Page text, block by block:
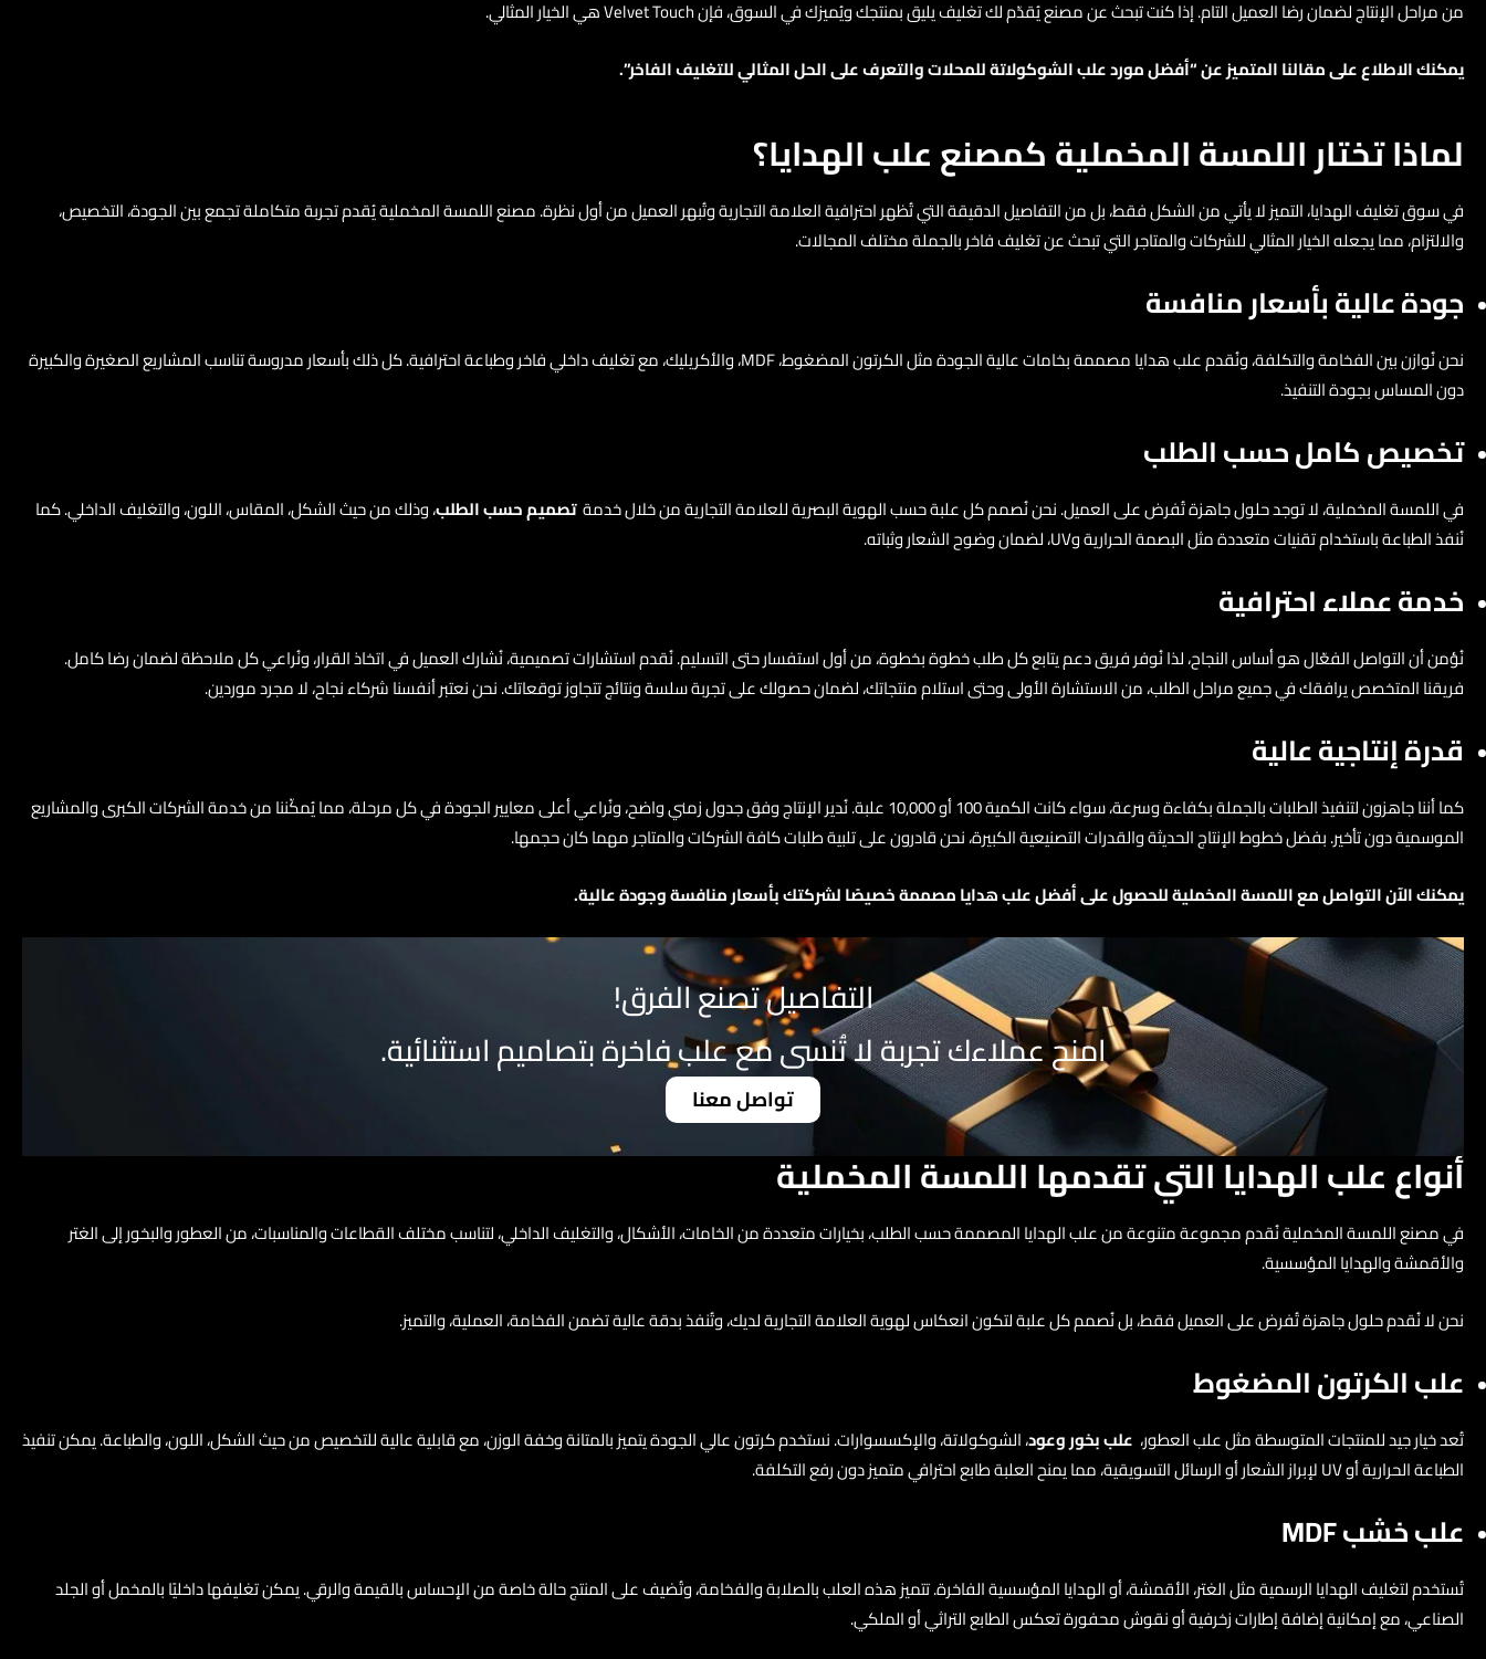
من مراحل الإنتاج لضمان رضا العميل التام. إذا كنت تبحث عن مصنع يُقدّم لك تغليف يليق بمنتجك ويُميزك في السوق، فإن Velvet Touch هي الخيار المثالي.
يمكنك الاطلاع على مقالنا المتميز عن “أفضلمورد علب الشوكولاتة للمحلاتوالتعرف على الحل المثالي للتغليف الفاخر”.
لماذا تختار اللمسة المخملية كمصنع علب الهدايا؟
في سوق تغليف الهدايا، التميز لا يأتي من الشكل فقط، بل من التفاصيل الدقيقة التي تُظهر احترافية العلامة التجارية وتُبهر العميل من أول نظرة. مصنع اللمسة المخملية يُقدم تجربة متكاملة تجمع بين الجودة، التخصيص،
والالتزام، مما يجعله الخيار المثالي للشركات والمتاجر التي تبحث عن تغليف فاخر بالجملة مختلف المجالات.
جودة عالية بأسعار منافسة
نحن نُوازن بين الفخامة والتكلفة، ونُقدم علب هدايا مصممة بخامات عالية الجودة مثل الكرتون المضغوط، MDF، والأكريليك، مع تغليف داخلي فاخر وطباعة احترافية. كل ذلك بأسعار مدروسة تناسب المشاريع الصغيرة والكبيرة
دون المساس بجودة التنفيذ.
تخصيص كامل حسب الطلب
في اللمسة المخملية، لا توجد حلول جاهزة تُفرض على العميل. نحن نُصمم كل علبة حسب الهوية البصرية للعلامة التجارية من خلال خدمةتصميم حسب الطلب، وذلك من حيث الشكل، المقاس، اللون، والتغليف الداخلي. كما
نُنفذ الطباعة باستخدام تقنيات متعددة مثل البصمة الحرارية وUV، لضمان وضوح الشعار وثباته.
خدمة عملاء احترافية
نُؤمن أن التواصل الفعّال هو أساس النجاح، لذا نُوفر فريق دعم يتابع كل طلب خطوة بخطوة، من أول استفسار حتى التسليم. نُقدم استشارات تصميمية، نُشارك العميل في اتخاذ القرار، ونُراعي كل ملاحظة لضمان رضا كامل.
فريقنا المتخصص يرافقك في جميع مراحل الطلب، من الاستشارة الأولى وحتى استلام منتجاتك، لضمان حصولك على تجربة سلسة ونتائج تتجاوز توقعاتك. نحن نعتبر أنفسنا شركاء نجاح، لا مجرد موردين.
قدرة إنتاجية عالية
كما أننا جاهزون لتنفيذ الطلبات بالجملة بكفاءة وسرعة، سواء كانت الكمية 100 أو 10,000 علبة. نُدير الإنتاج وفق جدول زمني واضح، ونُراعي أعلى معايير الجودة في كل مرحلة، مما يُمكّننا من خدمة الشركات الكبرى والمشاريع
الموسمية دون تأخير. بفضل خطوط الإنتاج الحديثة والقدرات التصنيعية الكبيرة، نحن قادرون على تلبية طلبات كافة الشركات والمتاجر مهما كان حجمها.
يمكنك الآن التواصل مع اللمسة المخملية للحصول على أفضل علب هدايا مصممة خصيصًا لشركتك بأسعار منافسة وجودة عالية.
التفاصيل تصنع الفرق!
امنح عملاءك تجربة لا تُنسى مع علب فاخرة بتصاميم استثنائية.
تواصل معنا
أنواع علب الهدايا التي تقدمها اللمسة المخملية
في مصنع اللمسة المخملية نُقدم مجموعة متنوعة من علب الهدايا المصممة حسب الطلب، بخيارات متعددة من الخامات، الأشكال، والتغليف الداخلي، لتناسب مختلف القطاعات والمناسبات، من العطور والبخور إلى الغتر
والأقمشة والهدايا المؤسسية.
نحن لا نُقدم حلول جاهزة تُفرض على العميل فقط، بل نُصمم كل علبة لتكون انعكاس لهوية العلامة التجارية لديك، وتُنفذ بدقة عالية تضمن الفخامة، العملية، والتميز.
علب الكرتون المضغوط
تُعد خيار جيد للمنتجات المتوسطة مثل علب العطور، علب بخور وعود، الشوكولاتة، والإكسسوارات. نستخدم كرتون عالي الجودة يتميز بالمتانة وخفة الوزن، مع قابلية عالية للتخصيص من حيث الشكل، اللون، والطباعة. يمكن تنفيذ
الطباعة الحرارية أو UV لإبراز الشعار أو الرسائل التسويقية، مما يمنح العلبة طابع احترافي متميز دون رفع التكلفة.
علب خشب MDF
تُستخدم لتغليف الهدايا الرسمية مثل الغتر، الأقمشة، أو الهدايا المؤسسية الفاخرة. تتميز هذه العلب بالصلابة والفخامة، وتُضيف على المنتج حالة خاصة من الإحساس بالقيمة والرقي. يمكن تغليفها داخليًا بالمخمل أو الجلد
الصناعي، مع إمكانية إضافة إطارات زخرفية أو نقوش محفورة تعكس الطابع التراثي أو الملكي.